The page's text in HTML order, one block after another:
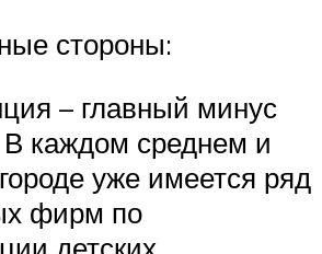
стороны:
– главный минус
В каждом среднем и
уже имеется ряд
фирм по